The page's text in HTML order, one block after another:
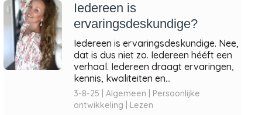
Iedereen is
ervaringsdeskundige?
Iedereen is ervaringsdeskundige. Nee,
dat is dus niet zo. Iedereen hééft een
verhaal. Iedereen draagt ervaringen,
kennis, kwaliteiten en...
3-8-25 | Algemeen | Persoonlijke
ontwikkeling | Lezen